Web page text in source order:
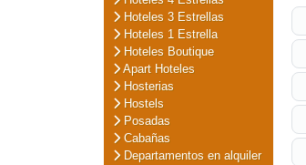
Hoteles 3 Estrellas
Hoteles 1 Estrella
Hoteles Boutique
Apart Hoteles
Hosterias
Hostels
Posadas
Cabañas
Departamentos en alquiler